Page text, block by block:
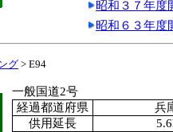
昭和３７年度
昭和６３年度
グ > E94
一般国道2号
経過都道府県
兵
供用延長